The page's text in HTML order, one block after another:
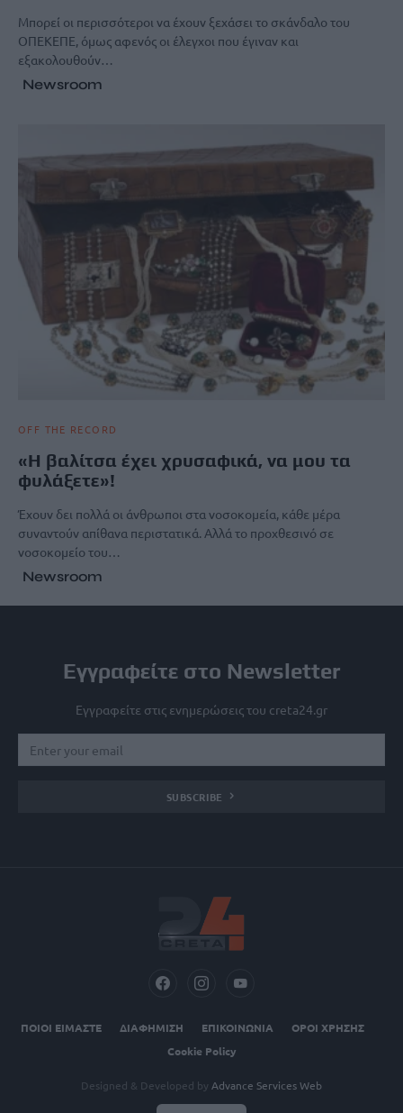
Μπορεί οι περισσότεροι να έχουν ξεχάσει το σκάνδαλο του
ΟΠΕΚΕΠΕ, όμως αφενός οι έλεγχοι που έγιναν και
εξακολουθούν…
Newsroom
OFF THE RECORD
«Η βαλίτσα έχει χρυσαφικά, να μου τα
φυλάξετε»!
Έχουν δει πολλά οι άνθρωποι στα νοσοκομεία, κάθε μέρα
συναντούν απίθανα περιστατικά. Αλλά το προχθεσινό σε
νοσοκομείο του…
Newsroom
Εγγραφείτε στο Newsletter
Εγγραφείτε στις ενημερώσεις του creta24.gr
SUBSCRIBE
ΠΟΙΟΙ ΕΙΜΑΣΤΕ ΔΙΑΦΗΜΙΣΗ ΕΠΙΚΟΙΝΩΝΙΑ
ΟΡΟΙ ΧΡΗΣΗΣ
Cookie Policy
Designed & Developed by Advance Services Web